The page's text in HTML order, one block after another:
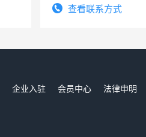
勤快的四五十，每天挣零
查看联系方式
企业入驻 会员中心
法律申明